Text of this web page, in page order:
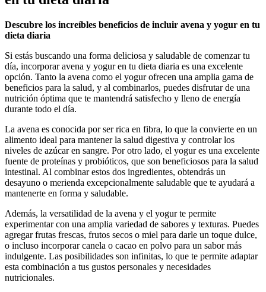
Descubre los increíbles beneficios de incluir avena y yogur en tu
dieta diaria
Si estás buscando una forma deliciosa y saludable de comenzar tu
día, incorporar avena y yogur en tu dieta diaria es una excelente
opción. Tanto la avena como el yogur ofrecen una amplia gama de
beneficios para la salud, y al combinarlos, puedes disfrutar de una
nutrición óptima que te mantendrá satisfecho y lleno de energía
durante todo el día.
La avena es conocida por ser rica en fibra, lo que la convierte en un
alimento ideal para mantener la salud digestiva y controlar los
niveles de azúcar en sangre. Por otro lado, el yogur es una excelente
fuente de proteínas y probióticos, que son beneficiosos para la salud
intestinal. Al combinar estos dos ingredientes, obtendrás un
desayuno o merienda excepcionalmente saludable que te ayudará a
mantenerte en forma y saludable.
Además, la versatilidad de la avena y el yogur te permite
experimentar con una amplia variedad de sabores y texturas. Puedes
agregar frutas frescas, frutos secos o miel para darle un toque dulce,
o incluso incorporar canela o cacao en polvo para un sabor más
indulgente. Las posibilidades son infinitas, lo que te permite adaptar
esta combinación a tus gustos personales y necesidades
nutricionales.